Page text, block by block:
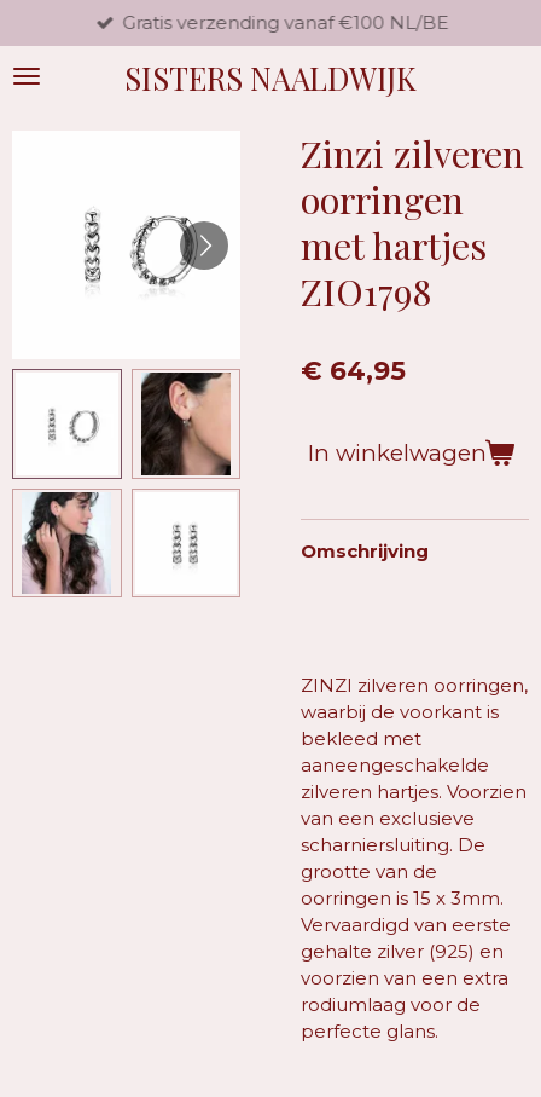
direct
naar
SISTERS NAALDWIJK
Gratis verzending vanaf €100 NL/BE
Zinzi zilveren
oorringen
met hartjes
ZIO1798
€ 64,95
In winkelwagen
Omschrijving
ZINZI zilveren oorringen,
waarbij de voorkant is
bekleed met
aaneengeschakelde
zilveren hartjes. Voorzien
van een exclusieve
scharniersluiting. De
grootte van de
oorringen is 15 x 3mm.
Vervaardigd van eerste
gehalte zilver (925) en
voorzien van een extra
rodiumlaag voor de
perfecte glans.